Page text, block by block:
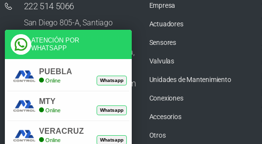
222 514 5066
San Diego 805-A, Santiago
Momoxpan, Residencial San
Diego los Sauces, 72750 Cholula,
Puebla
ventas@azcontrolpuebla.com
272 282 8890
Poniente. 7 469, Centro, 94370
Orizaba, Veracruz
Empresa
Actuadores
Sensores
Valvulas
Unidades de Mantenimiento
Conexiones
Accesorios
Otros
ATENCIÓN POR
WHATSAPP
PUEBLA
Online Whatsapp
MTY
Online Whatsapp
VERACRUZ
Online Whatsapp